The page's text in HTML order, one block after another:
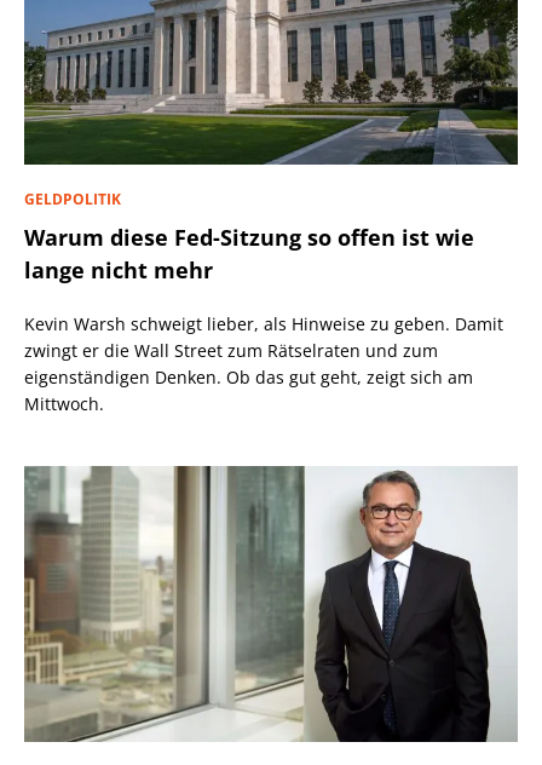
GELDPOLITIK
Warum diese Fed-Sitzung so offen ist wie
lange nicht mehr
Kevin Warsh schweigt lieber, als Hinweise zu geben. Damit
zwingt er die Wall Street zum Rätselraten und zum
eigenständigen Denken. Ob das gut geht, zeigt sich am
Mittwoch.